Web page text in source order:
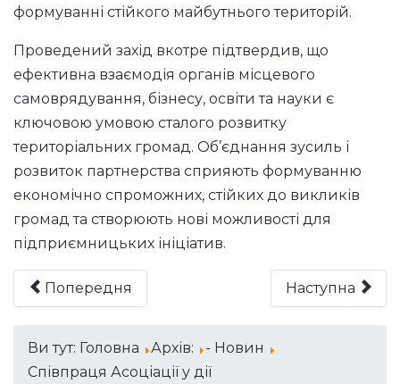
формуванні стійкого майбутнього територій.
Проведений захід вкотре підтвердив, що
ефективна взаємодія органів місцевого
самоврядування, бізнесу, освіти та науки є
ключовою умовою сталого розвитку
територіальних громад. Об’єднання зусиль і
розвиток партнерства сприяють формуванню
економічно спроможних, стійких до викликів
громад та створюють нові можливості для
підприємницьких ініціатив.
Попередня Наступна
Ви тут: Головна Архів:
- Новин
Співпраця Асоціації у дії